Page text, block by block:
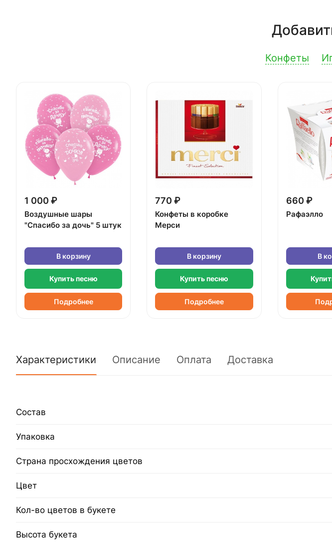
Конфеты
1 000 ₽
Воздушные шары
"Спасибо за дочь" 5 штук
В корзину
Купить песню
Подробнее
770 ₽
Конфеты в коробке
Мерси
В корзину
Купить песню
Подробнее
660 ₽
Рафаэлло
В
Характеристики Описание Оплата Доставка
Состав
Упаковка
Страна просхождения цветов
Цвет
Кол-во цветов в букете
Высота букета